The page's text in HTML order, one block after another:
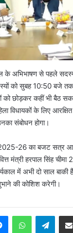
के अभिभाषण से पहले
को सुबह 10:50 बजे तक
को छोड़कर कहीं भी बैठ
विधायकों के लिए
संबोधन होगा।
2025-26 का बजट सत्र
मंत्री हरपाल सिंह चीमा
में अभी दो साल
की कोशिश करेगी।
MessengerWhatsApp